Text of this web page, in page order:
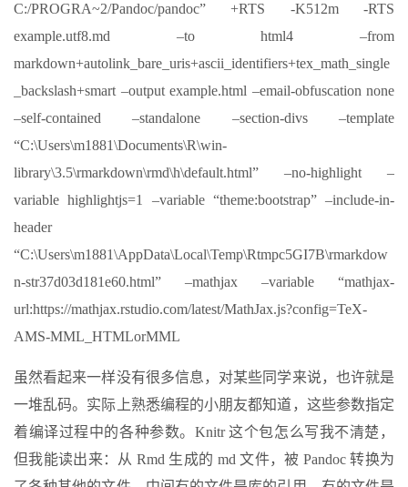
C:/PROGRA~2/Pandoc/pandoc” +RTS -K512m -RTS
example.utf8.md –to html4 –from
markdown+autolink_bare_uris+ascii_identifiers+tex_math_single
_backslash+smart –output example.html –email-obfuscation none
–self-contained –standalone –section-divs –template
“C:\Users\m1881\Documents\R\win-
library\3.5\rmarkdown\rmd\h\default.html” –no-highlight –
variable highlightjs=1 –variable “theme:bootstrap” –include-in-
header
“C:\Users\m1881\AppData\Local\Temp\Rtmpc5GI7B\rmarkdow
n-str37d03d181e60.html” –mathjax –variable “mathjax-
url:https://mathjax.rstudio.com/latest/MathJax.js?config=TeX-
AMS-MML_HTMLorMML
虽然看起来一样没有很多信息，对某些同学来说，也许就是
一堆乱码。实际上熟悉编程的小朋友都知道，这些参数指定
着编译过程中的各种参数。Knitr 这个包怎么写我不清楚，
但我能读出来：从 Rmd 生成的 md 文件，被 Pandoc 转换为